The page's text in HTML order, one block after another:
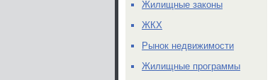
Жилищные законы
ЖКХ
Рынок недвижимости
Жилищные программы